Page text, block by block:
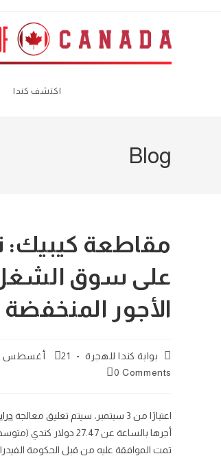
اكتشف كندا
Blog
مقاطعة كيبيك:
على سوق الشغل
الأجور المنخفضة
Post
author:
بوابة كندا للهجرة
Post
21 أغسطس 2024
Post
0 Comments
اعتبارًا من 3 سبتمبر، سيتم تعليق معالجة
أجرها بالساعة عن
تمت الموافقة عليه من قبل الحكومة